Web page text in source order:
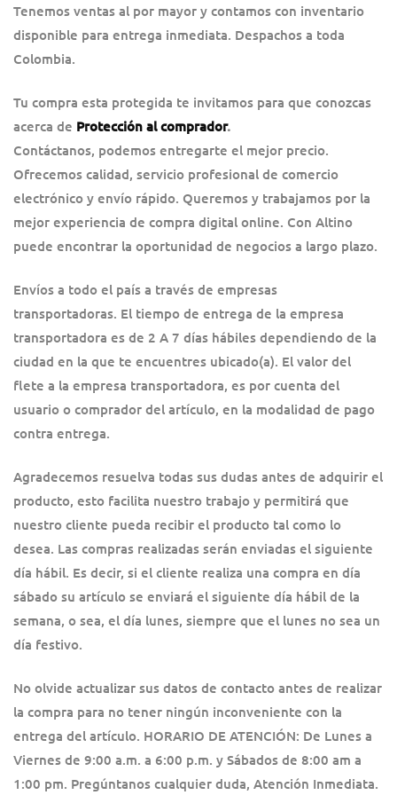
Tenemos ventas al por mayor y contamos con inventario
disponible para entrega inmediata. Despachos a toda
Colombia.
Tu compra esta protegida te invitamos para que conozcas
acerca de Protección al comprador.
Contáctanos, podemos entregarte el mejor precio.
Ofrecemos calidad, servicio profesional de comercio
electrónico y envío rápido. Queremos y trabajamos por la
mejor experiencia de compra digital online. Con Altino
puede encontrar la oportunidad de negocios a largo plazo.
Envíos a todo el país a través de empresas
transportadoras. El tiempo de entrega de la empresa
transportadora es de 2 A 7 días hábiles dependiendo de la
ciudad en la que te encuentres ubicado(a). El valor del
flete a la empresa transportadora, es por cuenta del
usuario o comprador del artículo, en la modalidad de pago
contra entrega.
Agradecemos resuelva todas sus dudas antes de adquirir el
producto, esto facilita nuestro trabajo y permitirá que
nuestro cliente pueda recibir el producto tal como lo
desea. Las compras realizadas serán enviadas el siguiente
día hábil. Es decir, si el cliente realiza una compra en día
sábado su artículo se enviará el siguiente día hábil de la
semana, o sea, el día lunes, siempre que el lunes no sea un
día festivo.
No olvide actualizar sus datos de contacto antes de realizar
la compra para no tener ningún inconveniente con la
entrega del artículo. HORARIO DE ATENCIÓN: De Lunes a
Viernes de 9:00 a.m. a 6:00 p.m. y Sábados de 8:00 am a
1:00 pm. Pregúntanos cualquier duda, Atención Inmediata.